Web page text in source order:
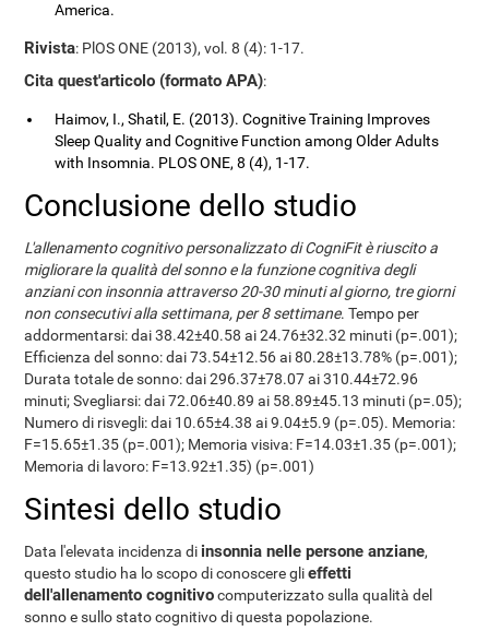
America.
Rivista: PlOS ONE (2013), vol. 8 (4): 1-17.
Cita quest'articolo (formato APA):
Haimov, I., Shatil, E. (2013). Cognitive Training Improves
Sleep Quality and Cognitive Function among Older Adults
with Insomnia. PLOS ONE, 8 (4), 1-17.
Conclusione dello studio
L'allenamento cognitivo personalizzato di CogniFit è riuscito a
migliorare la qualità del sonno e la funzione cognitiva degli
anziani con insonnia attraverso 20-30 minuti al giorno, tre giorni
non consecutivi alla settimana, per 8 settimane. Tempo per
addormentarsi: dai 38.42±40.58 ai 24.76±32.32 minuti (p=.001);
Efficienza del sonno: dai 73.54±12.56 ai 80.28±13.78% (p=.001);
Durata totale de sonno: dai 296.37±78.07 ai 310.44±72.96
minuti; Svegliarsi: dai 72.06±40.89 ai 58.89±45.13 minuti (p=.05);
Numero di risvegli: dai 10.65±4.38 ai 9.04±5.9 (p=.05). Memoria:
F=15.65±1.35 (p=.001); Memoria visiva: F=14.03±1.35 (p=.001);
Memoria di lavoro: F=13.92±1.35) (p=.001)
Sintesi dello studio
Data l'elevata incidenza di insonnia nelle persone anziane,
questo studio ha lo scopo di conoscere glieffetti
dell'allenamento cognitivocomputerizzato sulla qualità del
sonno e sullo stato cognitivo di questa popolazione.